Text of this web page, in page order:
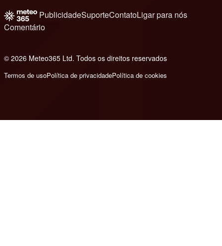
PublicidadeSuporteContatoLigar para nós
Comentário
© 2026 Meteo365 Ltd. Todos os direitos reservados
Termos de usoPolítica de privacidadePolítica de cookies